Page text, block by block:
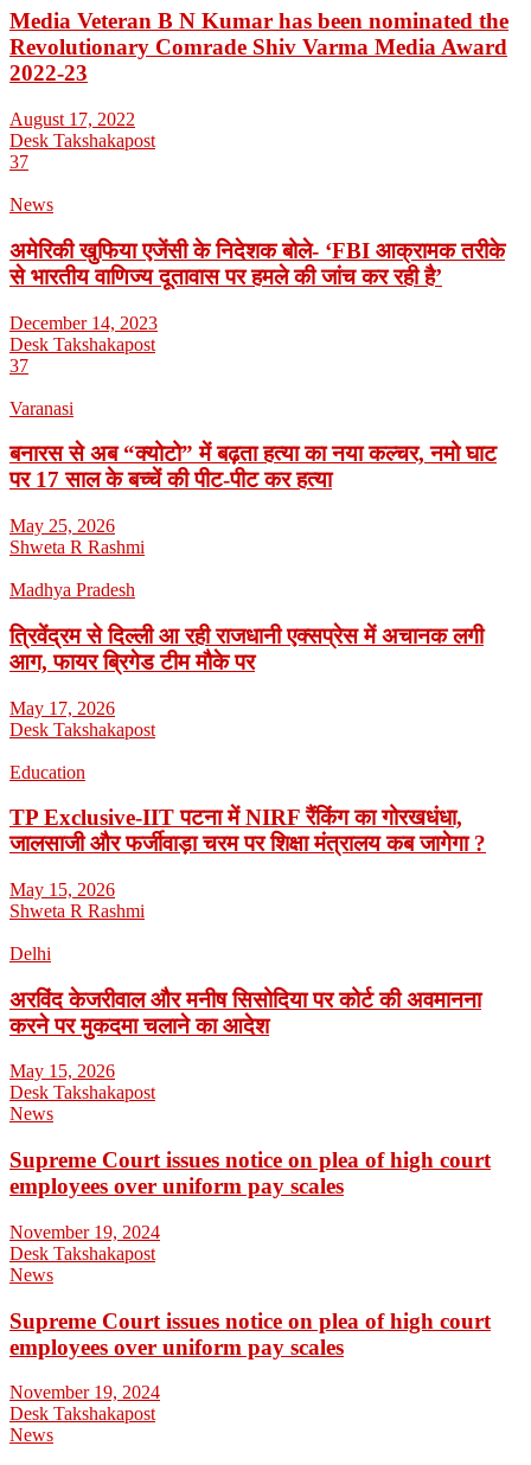
Media Veteran B N Kumar has been nominated the
Revolutionary Comrade Shiv Varma Media Award
2022-23
August 17, 2022
Desk Takshakapost
37
News
अमेरिकी खुफिया एजेंसी के निदेशक बोले- ‘FBI आक्रामक तरीके
से भारतीय वाणिज्य दूतावास पर हमले की जांच कर रही है’
December 14, 2023
Desk Takshakapost
37
Varanasi
बनारस से अब “क्योटो” में बढ़ता हत्या का नया कल्चर, नमो घाट
पर 17 साल के बच्चें की पीट-पीट कर हत्या
May 25, 2026
Shweta R Rashmi
Madhya Pradesh
त्रिवेंद्रम से दिल्ली आ रही राजधानी एक्सप्रेस में अचानक लगी
आग, फायर ब्रिगेड टीम मौके पर
May 17, 2026
Desk Takshakapost
Education
TP Exclusive-IIT पटना में NIRF रैंकिंग का गोरखधंधा,
जालसाजी और फर्जीवाड़ा चरम पर शिक्षा मंत्रालय कब जागेगा ?
May 15, 2026
Shweta R Rashmi
Delhi
अरविंद केजरीवाल और मनीष सिसोदिया पर कोर्ट की अवमानना
करने पर मुकदमा चलाने का आदेश
May 15, 2026
Desk Takshakapost
News
Supreme Court issues notice on plea of high court
employees over uniform pay scales
November 19, 2024
Desk Takshakapost
News
Supreme Court issues notice on plea of high court
employees over uniform pay scales
November 19, 2024
Desk Takshakapost
News